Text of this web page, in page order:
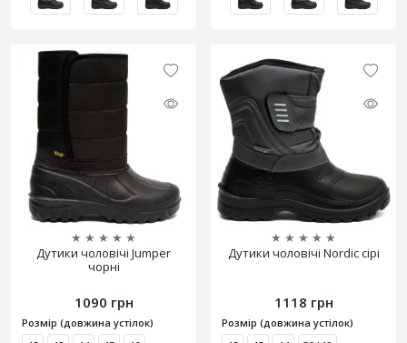
★ ★ ★ ★ ★
Дутики чоловічі Jumper
чорні
1090 грн
Розмір (довжина устілок)
★ ★ ★ ★ ★
Дутики чоловічі Nordic сірі
1118 грн
Розмір (довжина устілок)